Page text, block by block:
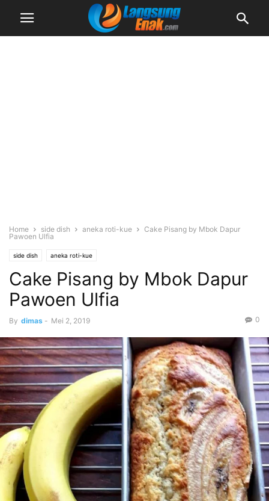
Home side dish aneka roti-kue
Cake Pisang by Mbok Dapur
Pawoen Ulfia
side dish aneka roti-kue
Cake Pisang by Mbok Dapur
Pawoen Ulfia
By dimas - Mei 2, 2019 0